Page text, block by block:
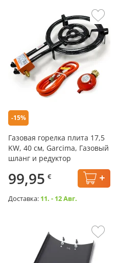
-15%
Газовая горелка плита 17,5
KW, 40 см, Garcima, Газовый
шланг и редуктор
99,95 €
Доставка: 11. - 12 Авг.